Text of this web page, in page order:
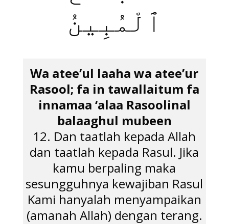
ٱلْمُبِينُ
Wa atee’ul laaha wa atee’ur
Rasool; fa in tawallaitum fa
innamaa ‘alaa Rasoolinal
balaaghul mubeen
12. Dan taatlah kepada Allah
dan taatlah kepada Rasul. Jika
kamu berpaling maka
sesungguhnya kewajiban Rasul
Kami hanyalah menyampaikan
(amanah Allah) dengan terang.